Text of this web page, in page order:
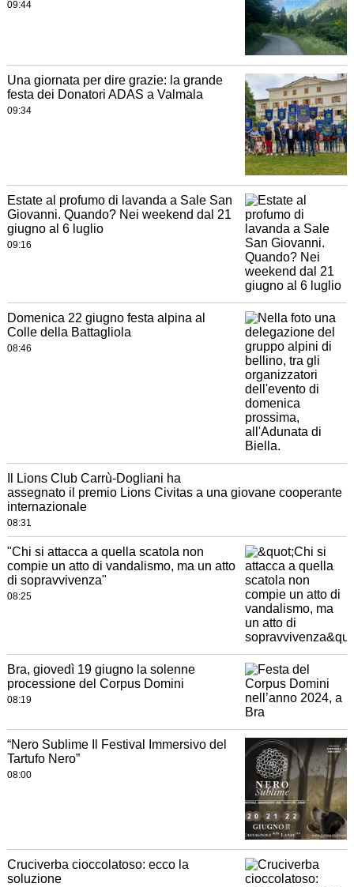
09:44
Una giornata per dire grazie: la grande
festa dei Donatori ADAS a Valmala
09:34
Estate al profumo di lavanda a Sale San
Giovanni. Quando? Nei weekend dal 21
giugno al 6 luglio
09:16
Domenica 22 giugno festa alpina al
Colle della Battagliola
08:46
Il Lions Club Carrù-Dogliani ha
assegnato il premio Lions Civitas a una giovane cooperante
internazionale
08:31
"Chi si attacca a quella scatola non
compie un atto di vandalismo, ma un atto
di sopravvivenza"
08:25
Bra, giovedì 19 giugno la solenne
processione del Corpus Domini
08:19
“Nero Sublime Il Festival Immersivo del
Tartufo Nero”
08:00
Cruciverba cioccolatoso: ecco la
soluzione